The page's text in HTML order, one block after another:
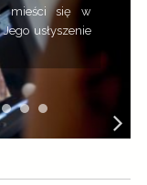
mieści się w
usłyszenie